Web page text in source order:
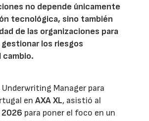
no depende únicamente
tecnológica, sino también
de las organizaciones para
los riesgos
cambio.
Underwriting Manager para
enAXA XL, asistió al
2026 para poner el foco en un